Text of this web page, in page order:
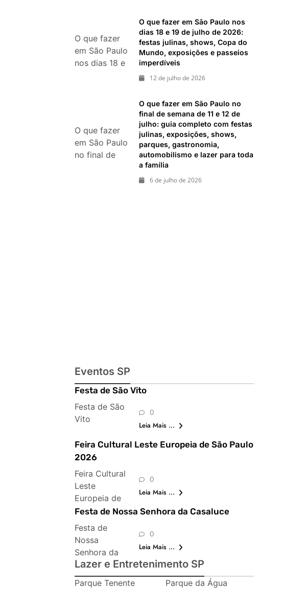
exposições e
passeios
imperdíveis
O que fazer
em São Paulo
nos dias 18 e
exposições e
passeios
imperdíveis
O que fazer em São Paulo nos
dias 18 e 19 de julho de 2026:
festas julinas, shows, Copa do
Mundo, exposições e passeios
imperdíveis
12 de julho de 2026
O que fazer
em São Paulo
no final de
O que fazer em São Paulo no
final de semana de 11 e 12 de
julho: guia completo com festas
julinas, exposições, shows,
parques, gastronomia,
automobilismo e lazer para toda
a família
6 de julho de 2026
Eventos SP
Festa de São Vito
Festa de São
Vito
0
Leia Mais ...
Feira Cultural Leste Europeia de São Paulo
2026
Feira Cultural
Leste
Europeia de
São Paulo
0
Leia Mais ...
Festa de Nossa Senhora da Casaluce
Festa de
Nossa
Senhora da
Casaluce
0
Leia Mais ...
Lazer e Entretenimento SP
Parque Tenente
Parque da Água